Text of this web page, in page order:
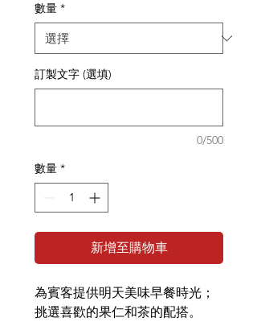
數量 *
訂製文字 (選填)
0/500
數量 *
新增至購物車
為賓客提供明天美味早餐時光；
挑選喜歡的果仁和茶的配搭。